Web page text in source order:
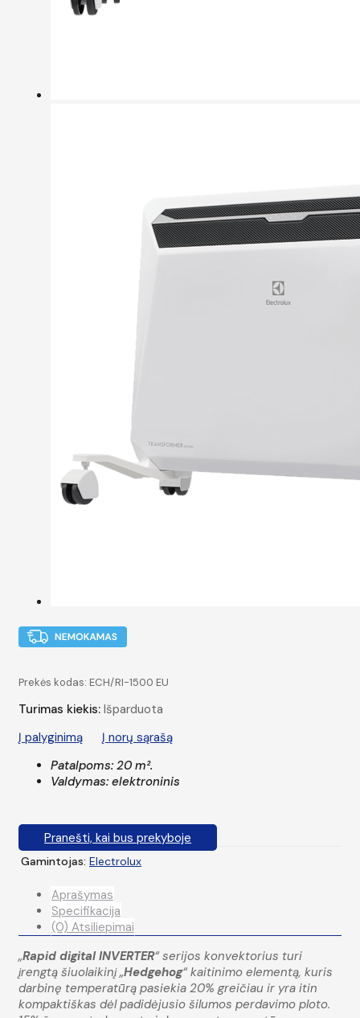
Prekės kodas: ECH/RI-1500 EU
Turimas kiekis: Išparduota
Į palyginimą
Į norų sąrašą
Patalpoms: 20 m².
Valdymas: elektroninis
Pranešti, kai bus prekyboje
Gamintojas: Electrolux
Aprašymas
Specifikacija
(0) Atsiliepimai
„Rapid digital INVERTER“ serijos konvektorius turi
įrengtą šiuolaikinį „Hedgehog“ kaitinimo elementą, kuris
darbinę temperatūrą pasiekia 20% greičiau ir yra itin
kompaktiškas dėl padidėjusio šilumos perdavimo ploto.